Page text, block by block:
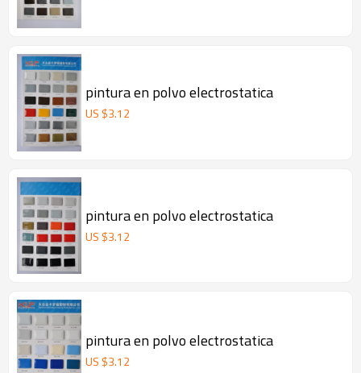
pintura en polvo electrostatica
US $3.12
pintura en polvo electrostatica
US $3.12
pintura en polvo electrostatica
US $3.12